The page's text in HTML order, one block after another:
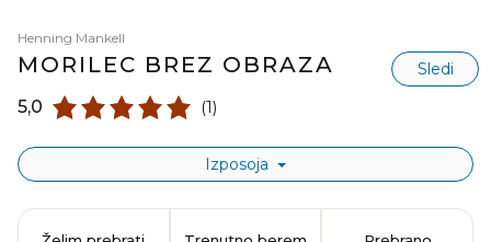
Henning Mankell
MORILEC BREZ OBRAZA Sledi
5,0 (1)
Izposoja